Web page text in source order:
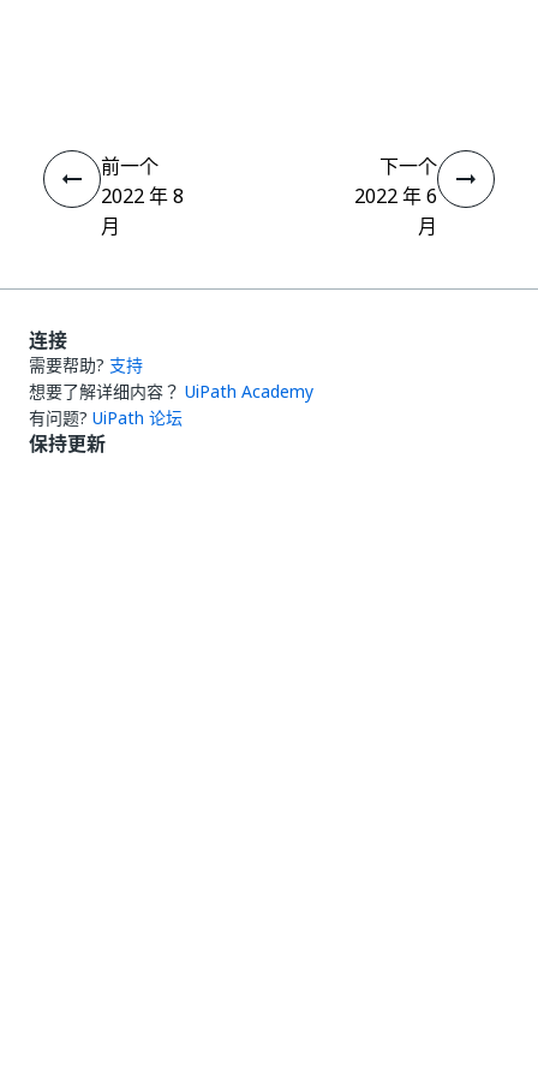
前一个
2022 年 8
月
下一个
2022 年 6
月
连接
需要帮助? 支持
想要了解详细内容？ UiPath Academy
有问题? UiPath 论坛
保持更新